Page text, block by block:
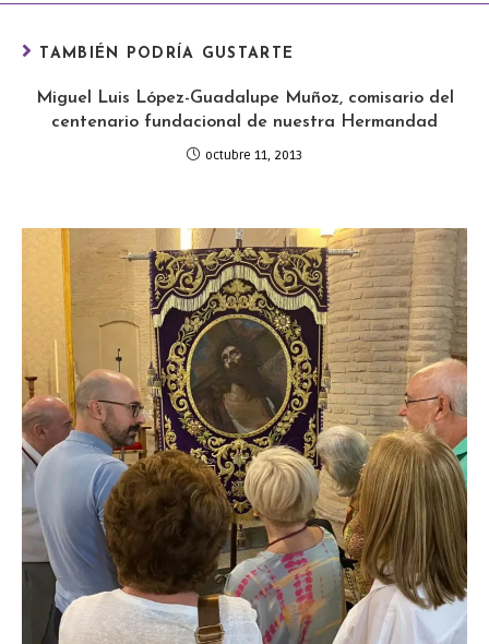
TAMBIÉN PODRÍA GUSTARTE
Miguel Luis López-Guadalupe Muñoz, comisario del
centenario fundacional de nuestra Hermandad
octubre 11, 2013